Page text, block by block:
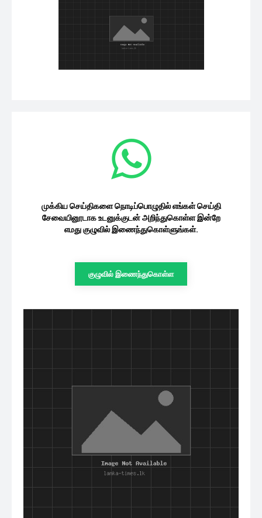
முக்கிய செய்திகளை நொடிப்பொழுதில் எங்கள் செய்தி
சேவையினூடாக உடனுக்குடன் அறிந்துகொள்ள இன்றே
எமது குழுவில் இணைந்துகொள்ளுங்கள்.
குழுவில் இணைந்துகொள்ள